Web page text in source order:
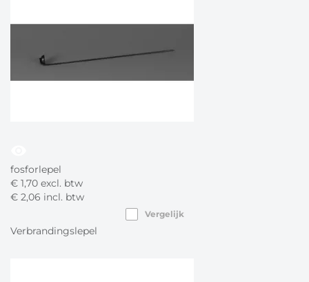
fosforlepel
€ 1,70 excl. btw
€ 2,06 incl. btw
Vergelijk
Verbrandingslepel